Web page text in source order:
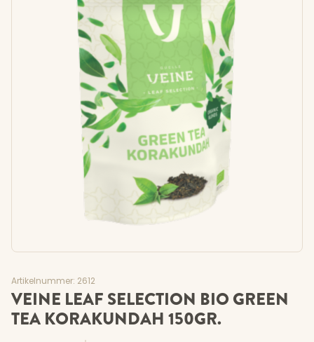
Artikelnummer: 2612
VEINE LEAF SELECTION BIO GREEN
TEA KORAKUNDAH 150GR.